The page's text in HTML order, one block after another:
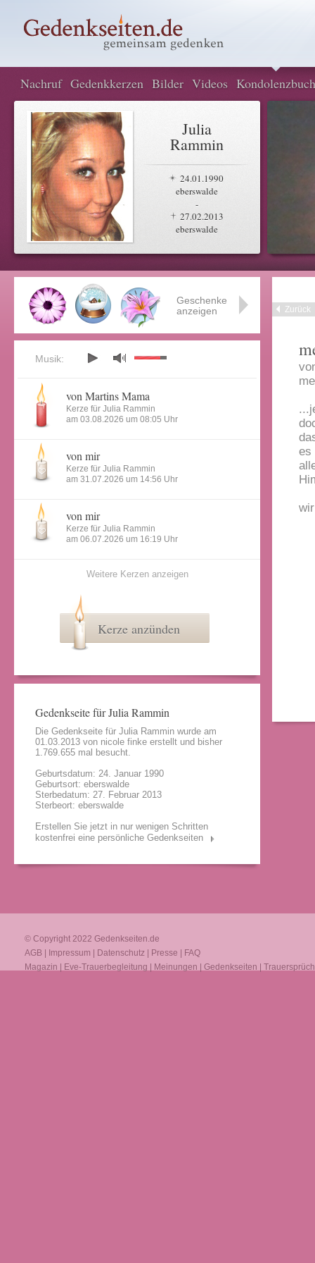
Nachruf Gedenkkerzen Bilder Videos Kondolenzbuch
Julia
Rammin
24.01.1990
eberswalde
-
27.02.2013
eberswalde
Zurück
es
Geschenke
anzeigen
Musik:
von Martins Mama
Kerze für Julia Rammin
am 03.08.2026 um 08:05 Uhr
von mir
Kerze für Julia Rammin
am 31.07.2026 um 14:56 Uhr
von mir
Kerze für Julia Rammin
am 06.07.2026 um 16:19 Uhr
Weitere Kerzen anzeigen
Kerze anzünden
Gedenkseite für Julia Rammin
Die Gedenkseite für Julia Rammin wurde am
01.03.2013 von nicole finke erstellt und bisher
1.769.655 mal besucht.
Geburtsdatum: 24. Januar 1990
Geburtsort: eberswalde
Sterbedatum: 27. Februar 2013
Sterbeort: eberswalde
Erstellen Sie jetzt in nur wenigen Schritten
kostenfrei eine persönliche Gedenkseiten
© Copyright 2022 Gedenkseiten.de
AGB
Impressum Datenschutz Presse
FAQ
Magazin
Eve-Trauerbegleitung Meinungen Gedenkseiten